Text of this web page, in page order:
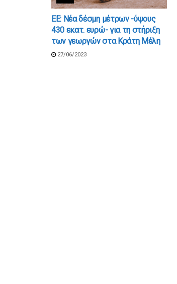
ΕΕ: Νέα δέσμη μέτρων -ύψους
430 εκατ. ευρώ- για τη στήριξη
των γεωργών στα Κράτη Μέλη
27/06/2023